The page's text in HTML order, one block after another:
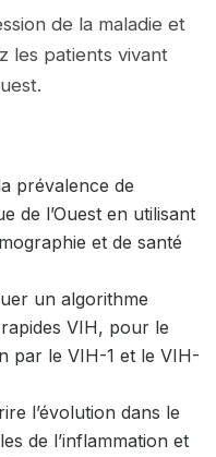
de la maladie et
les patients vivant
prévalence de
de l’Ouest en utilisant
et de santé
un algorithme
VIH, pour le
par le VIH-1 et le VIH-
l’évolution dans le
de l’inflammation et